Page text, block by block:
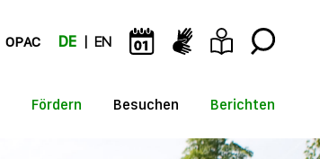
OPAC DE EN
Fördern Besuchen Berichten